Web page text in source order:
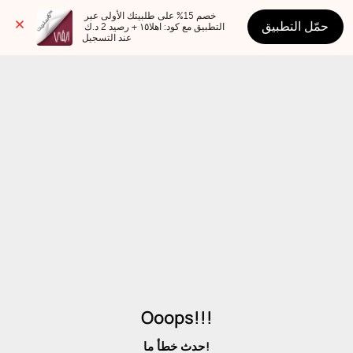
عند التسجيل
حمّل التطبيق
Ooops!!!
حدث خطأ ما!